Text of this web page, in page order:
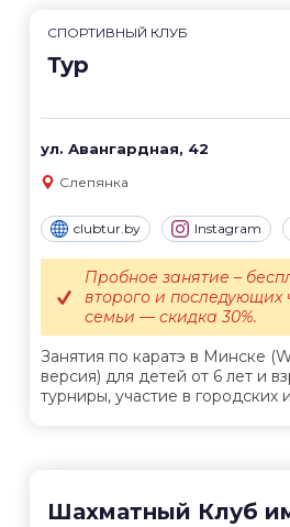
СПОРТИВНЫЙ КЛУБ
Тур
ул. Авангардная, 42
Слепянка
clubtur.by Instagram
Занятия по каратэ в Минске
версия) для детей от 6 лет и
турниры, участие в городских
Пробное занятие –
второго и последующих
семьи — скидка 30%.
Шахматный Клуб